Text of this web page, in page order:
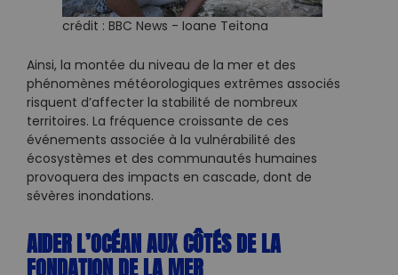
crédit : BBC News - Ioane Teitona
Ainsi, la montée du niveau de la mer et des
phénomènes météorologiques extrêmes associés
risquent d’affecter la stabilité de nombreux
territoires. La fréquence croissante de ces
événements associée à la vulnérabilité des
écosystèmes et des communautés humaines
provoquera des impacts en cascade, dont de
sévères inondations.
AIDER L’OCÉAN AUX CÔTÉS DE LA
FONDATION DE LA MER